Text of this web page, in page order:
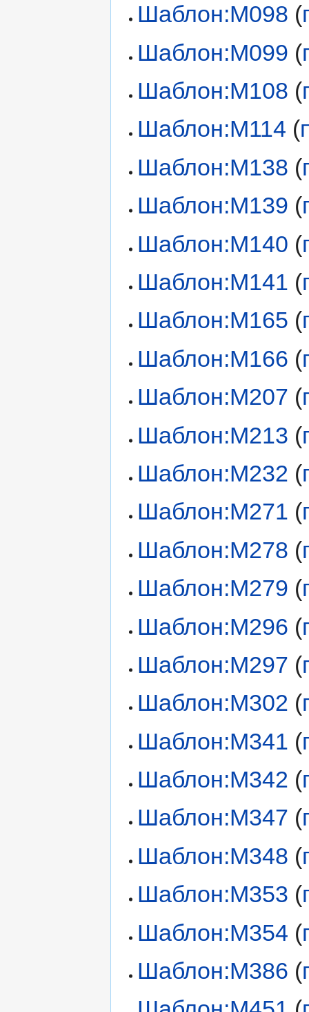
Шаблон:M098 (
Шаблон:M099 (
Шаблон:M108 (
Шаблон:M114 (
Шаблон:M138 (
Шаблон:M139 (
Шаблон:M140 (
Шаблон:M141 (
Шаблон:M165 (
Шаблон:M166 (
Шаблон:M207 (
Шаблон:M213 (
Шаблон:M232 (
Шаблон:M271 (
Шаблон:M278 (
Шаблон:M279 (
Шаблон:M296 (
Шаблон:M297 (
Шаблон:M302 (
Шаблон:M341 (
Шаблон:M342 (
Шаблон:M347 (
Шаблон:M348 (
Шаблон:M353 (
Шаблон:M354 (
Шаблон:M386 (